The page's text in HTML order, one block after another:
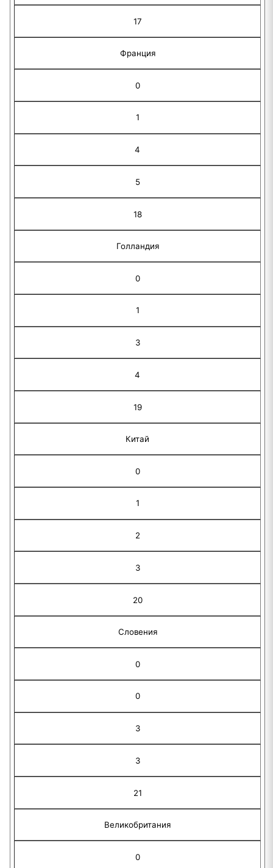
17
Франция
0
1
4
5
18
Голландия
0
1
3
4
19
Китай
0
1
2
3
20
Словения
0
0
3
3
21
Великобритания
0